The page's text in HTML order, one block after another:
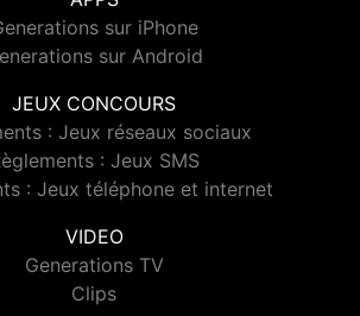
sur iPhone
sur Android
JEUX CONCOURS
: Jeux réseaux sociaux
: Jeux SMS
: Jeux téléphone et internet
VIDEO
Generations TV
Clips